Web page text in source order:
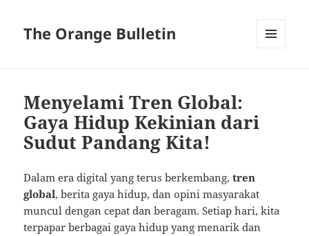
The Orange Bulletin
Menyelami Tren Global:
Gaya Hidup Kekinian dari
Sudut Pandang Kita!
Dalam era digital yang terus berkembang,tren
global, berita gaya hidup, dan opini masyarakat
muncul dengan cepat dan beragam. Setiap hari, kita
terpapar berbagai gaya hidup yang menarik dan